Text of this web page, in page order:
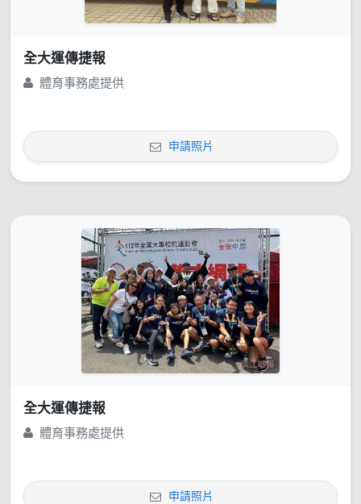
全大運傳捷報
體育事務處提供
申請照片
全大運傳捷報
體育事務處提供
申請照片